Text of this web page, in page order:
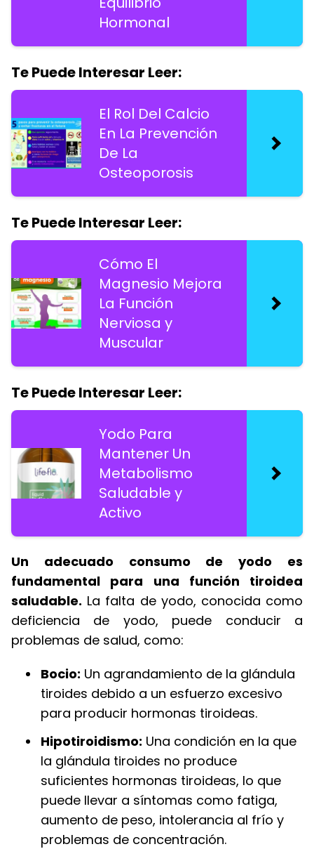
Hormonal
Te Puede Interesar Leer:
El Rol Del Calcio
En La Prevención
De La
Osteoporosis
Te Puede Interesar Leer:
Cómo El
Magnesio Mejora
La Función
Nerviosa y
Muscular
Te Puede Interesar Leer:
Yodo Para
Mantener Un
Metabolismo
Saludable y
Activo
Un adecuado consumo de yodo es
fundamental para una función tiroidea
saludable. La falta de yodo, conocida como
deficiencia de yodo, puede conducir a
problemas de salud, como:
Bocio: Un agrandamiento de la glándula
tiroides debido a un esfuerzo excesivo
para producir hormonas tiroideas.
Hipotiroidismo: Una condición en la que
la glándula tiroides no produce
suficientes hormonas tiroideas, lo que
puede llevar a síntomas como fatiga,
aumento de peso, intolerancia al frío y
problemas de concentración.